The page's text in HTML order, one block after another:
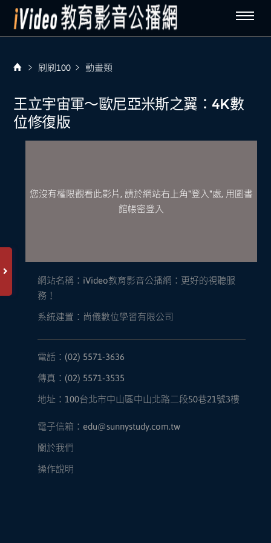
刷刷100 動畫類
王立宇宙軍～歐尼亞米斯之翼：4K數
位修復版
您沒有權限觀看此影片, 請於網站右上角"登入"處, 用圖書
館帳密登入
網站名稱： iVideo教育影音公播網：更好的視聽服
務！
系統建置：尚儀數位學習有限公司
電話：(02) 5571-3636
傳真：(02) 5571-3535
地址：100台北市中山區中山北路二段50巷21號3樓
電子信箱：edu@sunnystudy.com.tw
關於我們
操作說明